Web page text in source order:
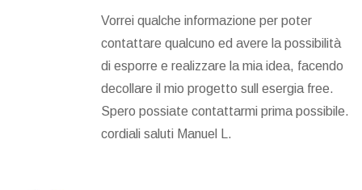
Vorrei qualche informazione per poter
contattare qualcuno ed avere la possibilità
di esporre e realizzare la mia idea, facendo
decollare il mio progetto sull esergia free.
Spero possiate contattarmi prima possibile.
cordiali saluti Manuel L.